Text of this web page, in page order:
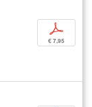
p
€ 7,95